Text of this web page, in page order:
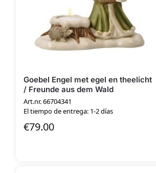
Goebel Engel met egel en theelicht
/ Freunde aus dem Wald
Art.nr. 66704341
El tiempo de entrega: 1-2 días
€79.00